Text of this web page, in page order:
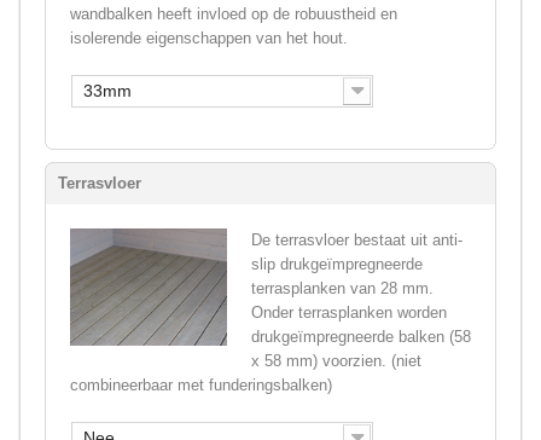
wandbalken heeft invloed op de robuustheid en
isolerende eigenschappen van het hout.
33mm
Terrasvloer
De terrasvloer bestaat uit anti-
slip drukgeïmpregneerde
terrasplanken van 28 mm.
Onder terrasplanken worden
drukgeïmpregneerde balken (58
x 58 mm) voorzien. (niet
combineerbaar met funderingsbalken)